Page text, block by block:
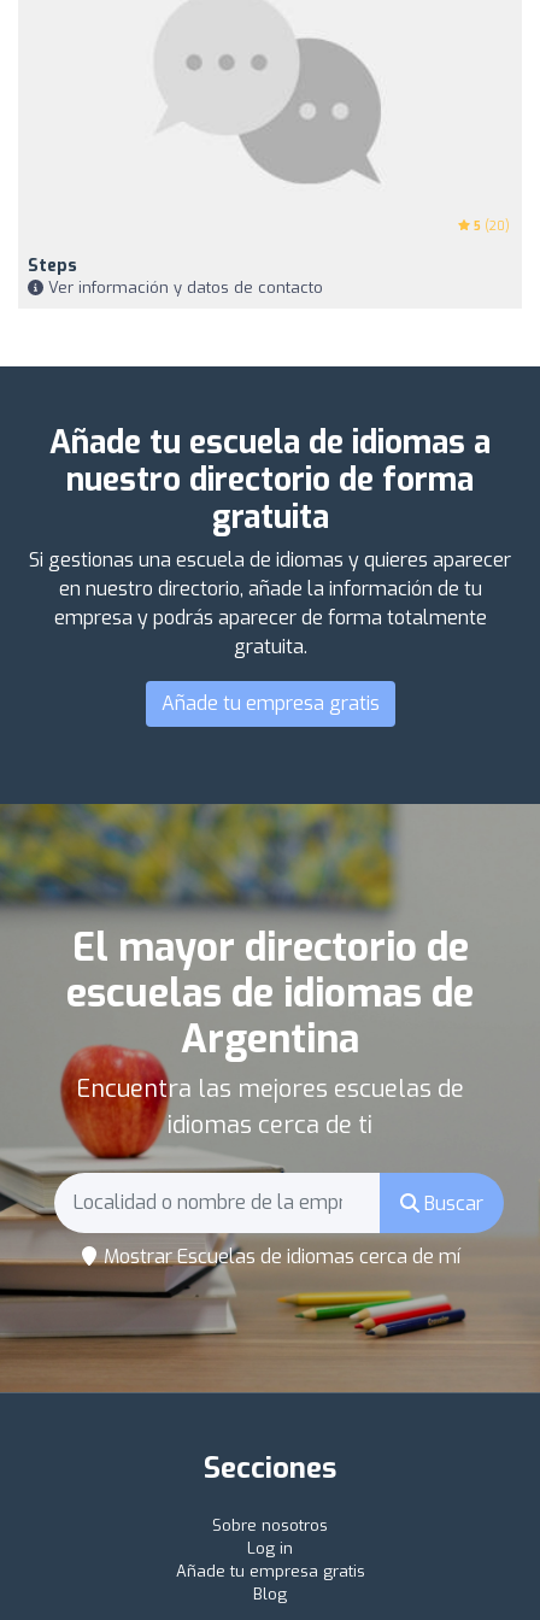
5 (20)
Steps
Ver información y datos de contacto
Añade tu escuela de idiomas a
nuestro directorio de forma
gratuita
Si gestionas una escuela de idiomas y quieres aparecer
en nuestro directorio, añade la información de tu
empresa y podrás aparecer de forma totalmente
gratuita.
Añade tu empresa gratis
El mayor directorio de
escuelas de idiomas de
Argentina
Encuentra las mejores escuelas de
idiomas cerca de ti
Buscar
Mostrar Escuelas de idiomas cerca de mí
Secciones
Sobre nosotros
Log in
Añade tu empresa gratis
Blog